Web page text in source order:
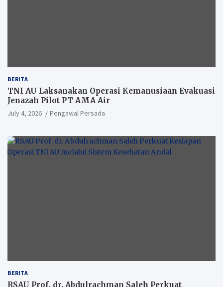
BERITA
TNI AU Laksanakan Operasi Kemanusiaan Evakuasi
Jenazah Pilot PT AMA Air
July 4, 2026 Pengawal Persada
BERITA
RSAU Prof. dr. Abdulrachman Saleh Perkuat